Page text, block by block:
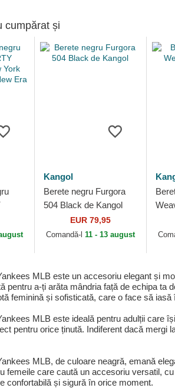
cumpărat și
Kangol
Berete negru Furgora
504 Black de Kangol
EUR 79,95
Comandă-l 11 - 13 august
MLB este un accesoriu elegant și
pentru a-ți arăta mândria față de echipa
feminină și sofisticată, care o face să
MLB este ideală pentru adulții
pentru orice ținută. Indiferent dacă
MLB, de culoare neagră, emană
femeile care caută un accesoriu versatil,
confortabilă și sigură în orice moment.